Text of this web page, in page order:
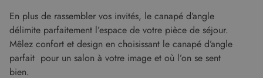
En plus de rassembler vos invités, le canapé d’angle
délimite parfaitement l’espace de votre pièce de séjour.
Mêlez confort et design en choisissant le canapé d’angle
parfait pour un salon à votre image et où l’on se sent
bien.